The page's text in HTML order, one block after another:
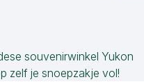
souvenirwinkel Yukon
zelf je snoepzakje vol!